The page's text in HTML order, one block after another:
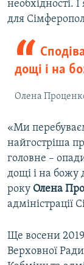
необхідності.
для
дощі і на
Олена
«Ми
найгостріша
головне –
дощі і на божу
року Олена
адміністрації
Ще восени
Верховної